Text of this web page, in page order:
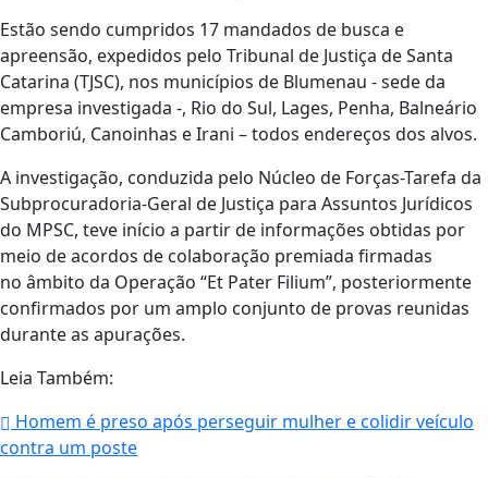
Estão sendo cumpridos 17 mandados de busca e
apreensão, expedidos pelo Tribunal de Justiça de Santa
Catarina (TJSC), nos municípios de Blumenau - sede da
empresa investigada -, Rio do Sul, Lages, Penha, Balneário
Camboriú, Canoinhas e Irani – todos endereços dos alvos.
A investigação, conduzida pelo Núcleo de Forças-Tarefa da
Subprocuradoria-Geral de Justiça para Assuntos Jurídicos
do MPSC, teve início a partir de informações obtidas por
meio de acordos de colaboração premiada firmadas
no âmbito da Operação “Et Pater Filium”, posteriormente
confirmados por um amplo conjunto de provas reunidas
durante as apurações.
Leia Também:
Homem é preso após perseguir mulher e colidir veículo
contra um poste